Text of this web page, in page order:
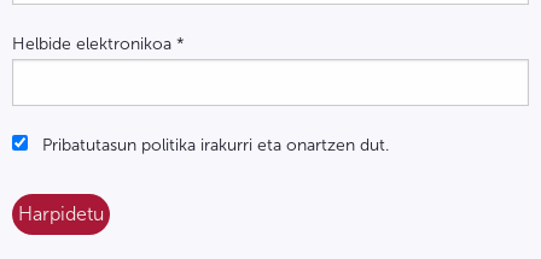
Helbide elektronikoa *
Pribatutasun politika irakurri eta onartzen dut.